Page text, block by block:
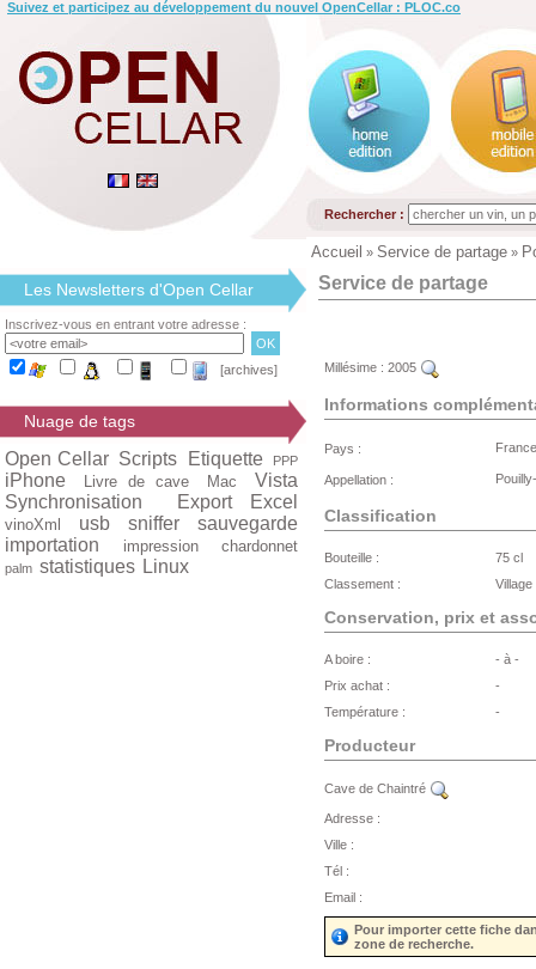
Suivez et participez au développement du nouvel OpenCellar : PLOC.co
Rechercher :
Accueil » Service de partage »
Les Newsletters d'Open Cellar
Inscrivez-vous en entrant votre adresse :
[archives]
Nuage de tags
Open Cellar Scripts Etiquette PPP
iPhone Livre de cave Mac
Vista
Synchronisation
Export Excel
vinoXml usb sniffer
sauvegarde
importation
impression chardonnet
palm statistiques Linux
Service de partage
Millésime : 2005
Informations
Pays :
Appellation :
Classification
Bouteille :
75 cl
Classement :
Village
Conservation, prix et
A boire :
- à -
Prix achat :
-
Température :
-
Producteur
Cave de Chaintré
Adresse :
Ville :
Tél :
Email :
Pour importer cette fiche
zone de recherche.